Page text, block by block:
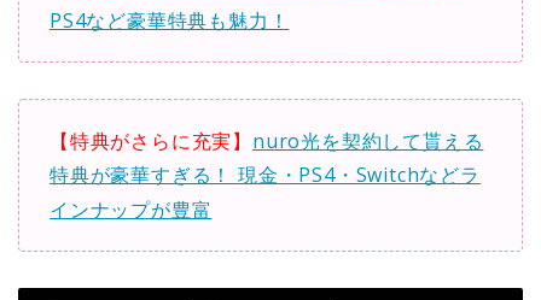
PS4など豪華特典も魅力！
【特典がさらに充実】 nuro光を契約して貰える
特典が豪華すぎる！ 現金・PS4・Switchなどラ
インナップが豊富